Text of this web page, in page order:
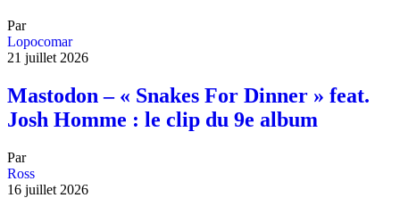
Par
Lopocomar
21 juillet 2026
Mastodon – « Snakes For Dinner » feat.
Josh Homme : le clip du 9e album
Par
Ross
16 juillet 2026